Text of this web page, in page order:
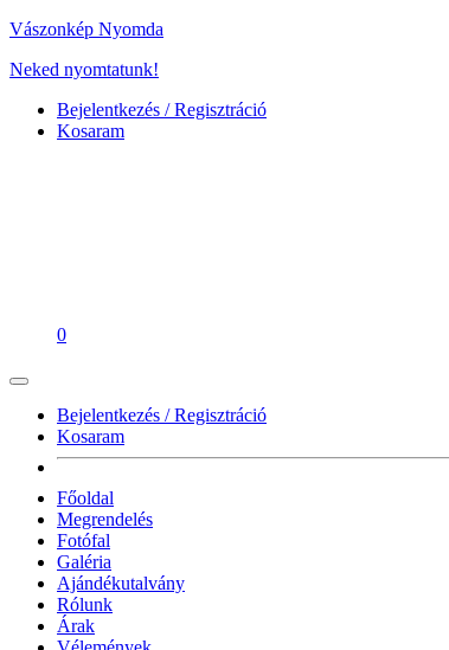
Vászonkép Nyomda
Neked nyomtatunk!
Bejelentkezés / Regisztráció
Kosaram
0
Bejelentkezés / Regisztráció
Kosaram
Főoldal
Megrendelés
Fotófal
Galéria
Ajándékutalvány
Rólunk
Árak